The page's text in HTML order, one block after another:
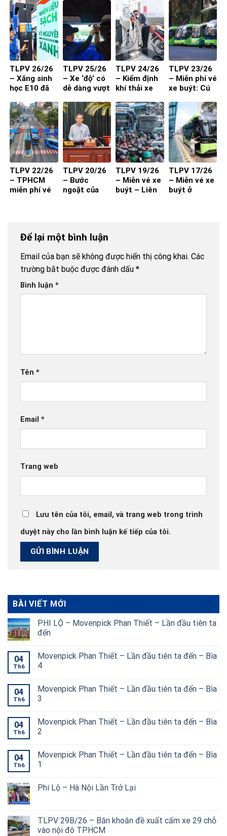
vào đường
nhỏ, khu dân
cư
tâm: Làm
sao để người
dân đồng
thuận?
TLPV 26/26
– Xăng sinh
học E10 đã
TLPV 25/26
– Xe ‘độ’ có
dễ dàng vượt
kiểm?
TLPV 24/26
– Kiểm định
khí thải xe
2027 đạt
hiệu quả?
TLPV 23/26
– Miễn phí vé
xe buýt: Cú
kèm chất
lượng và
thuận tiện
TLPV 22/26
– TPHCM
miễn phí vé
buýt đột
TLPV 20/26
– Bước
ngoặt của
TLPV 19/26
– Miễn vé xe
buýt – Liên
TLPV 17/26
– Miễn vé xe
buýt ở
Để lại một bình luận
Email của bạn sẽ không được hiển thị công khai. Các
trường bắt buộc được đánh dấu *
Bình luận *
Tên *
Email *
Trang web
Lưu tên của tôi, email, và trang web trong trình
duyệt này cho lần bình luận kế tiếp của tôi.
BÀI VIẾT MỚI
PHI LỘ – Movenpick Phan Thiết – Lần đầu tiên ta
đến
04
Th6
Movenpick Phan Thiết – Lần đầu tiên ta đến – Bìa
4
04
Th6
Movenpick Phan Thiết – Lần đầu tiên ta đến – Bìa
3
04
Th6
Movenpick Phan Thiết – Lần đầu tiên ta đến – Bìa
2
04
Th6
Movenpick Phan Thiết – Lần đầu tiên ta đến – Bìa
1
Phi Lộ – Hà Nội Lần Trở Lại
TLPV 29B/26 – Băn khoăn đề xuất cấm xe 29 chỗ
vào nội đô TP.HCM